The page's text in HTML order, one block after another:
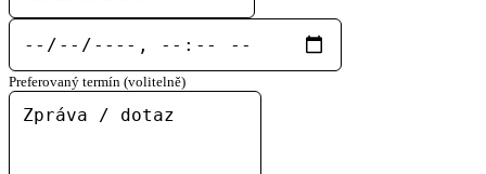
Preferovaný termín (volitelně)